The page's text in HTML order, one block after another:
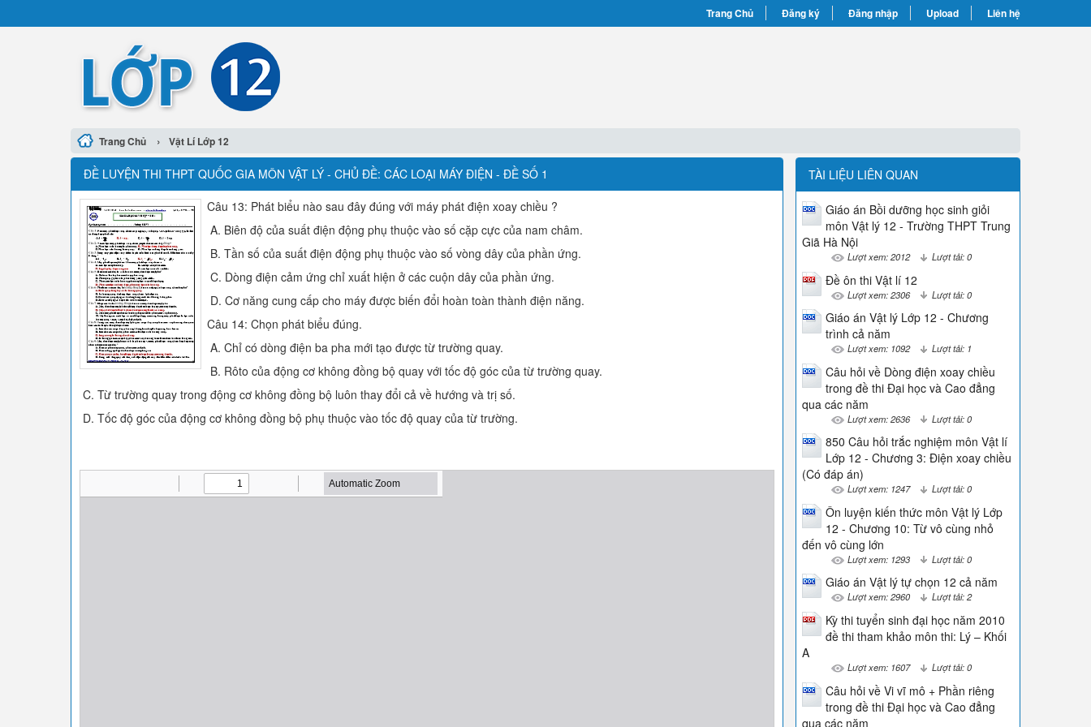
Trang Chủ Đăng ký Đăng nhập Upload Liên hệ
Trang Chủ › Vật Lí Lớp 12
ĐỀ LUYỆN THI THPT QUỐC GIA MÔN VẬT LÝ - CHỦ ĐỀ: CÁC LOẠI MÁY ĐIỆN - ĐỀ SỐ 1
Câu 13: Phát biểu nào sau đây đúng với máy phát điện xoay chiều ?
A. Biên độ của suất điện động phụ thuộc vào số cặp cực của nam châm.
B. Tần số của suất điện động phụ thuộc vào số vòng dây của phần ứng.
C. Dòng điện cảm ứng chỉ xuất hiện ở các cuộn dây của phần ứng.
D. Cơ năng cung cấp cho máy được biến đổi hoàn toàn thành điện năng.
Câu 14: Chọn phát biểu đúng.
A. Chỉ có dòng điện ba pha mới tạo được từ trường quay.
B. Rôto của động cơ không đồng bộ quay với tốc độ góc của từ trường quay.
C. Từ trường quay trong động cơ không đồng bộ luôn thay đổi cả về hướng và trị số.
D. Tốc độ góc của động cơ không đồng bộ phụ thuộc vào tốc độ quay của từ trường.
TÀI LIỆU LIÊN QUAN
Giáo án Bồi dưỡng học sinh giỏi
môn Vật lý 12 - Trường THPT Trung
Giã Hà Nội
Lượt xem: 2012 Lượt tải: 0
Đề ôn thi Vật lí 12
Lượt xem: 2306 Lượt tải: 0
Giáo án Vật lý Lớp 12 - Chương
trình cả năm
Lượt xem: 1092 Lượt tải: 1
Câu hỏi về Dòng điện xoay chiều
trong đề thi Đại học và Cao đẳng
qua các năm
Lượt xem: 2636 Lượt tải: 0
850 Câu hỏi trắc nghiệm môn Vật lí
Lớp 12 - Chương 3: Điện xoay chiều
(Có đáp án)
Lượt xem: 1247 Lượt tải: 0
Ôn luyện kiến thức môn Vật lý Lớp
12 - Chương 10: Từ vô cùng nhỏ
đến vô cùng lớn
Lượt xem: 1293 Lượt tải: 0
Giáo án Vật lý tự chọn 12 cả năm
Lượt xem: 2960 Lượt tải: 2
Kỳ thi tuyển sinh đại học năm 2010
đề thi tham khảo môn thi: Lý – Khối
A
Lượt xem: 1607 Lượt tải: 0
Câu hỏi về Vi vĩ mô + Phần riêng
trong đề thi Đại học và Cao đẳng
qua các năm